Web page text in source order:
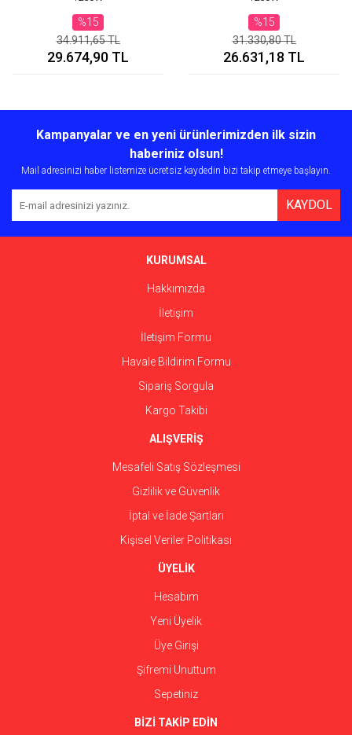
%15
29.674,90 TL
34.911,65 TL
%15
26.631,18 TL
31.330,80 TL
Kampanyalar ve en yeni ürünlerimizden ilk sizin
haberiniz olsun!
Mail adresinizi haber listemize ücretsiz kaydedin bizi takip etmeye başlayın.
KAYDOL
KURUMSAL
Hakkımızda
İletişim
İletişim Formu
Havale Bildirim Formu
Sipariş Sorgula
Kargo Takibi
ALIŞVERİŞ
Mesafeli Satış Sözleşmesi
Gizlilik ve Güvenlik
İptal ve İade Şartları
Kişisel Veriler Politikası
ÜYELİK
Hesabım
Yeni Üyelik
Üye Girişi
Şifremi Unuttum
Sepetiniz
BİZİ TAKİP EDİN